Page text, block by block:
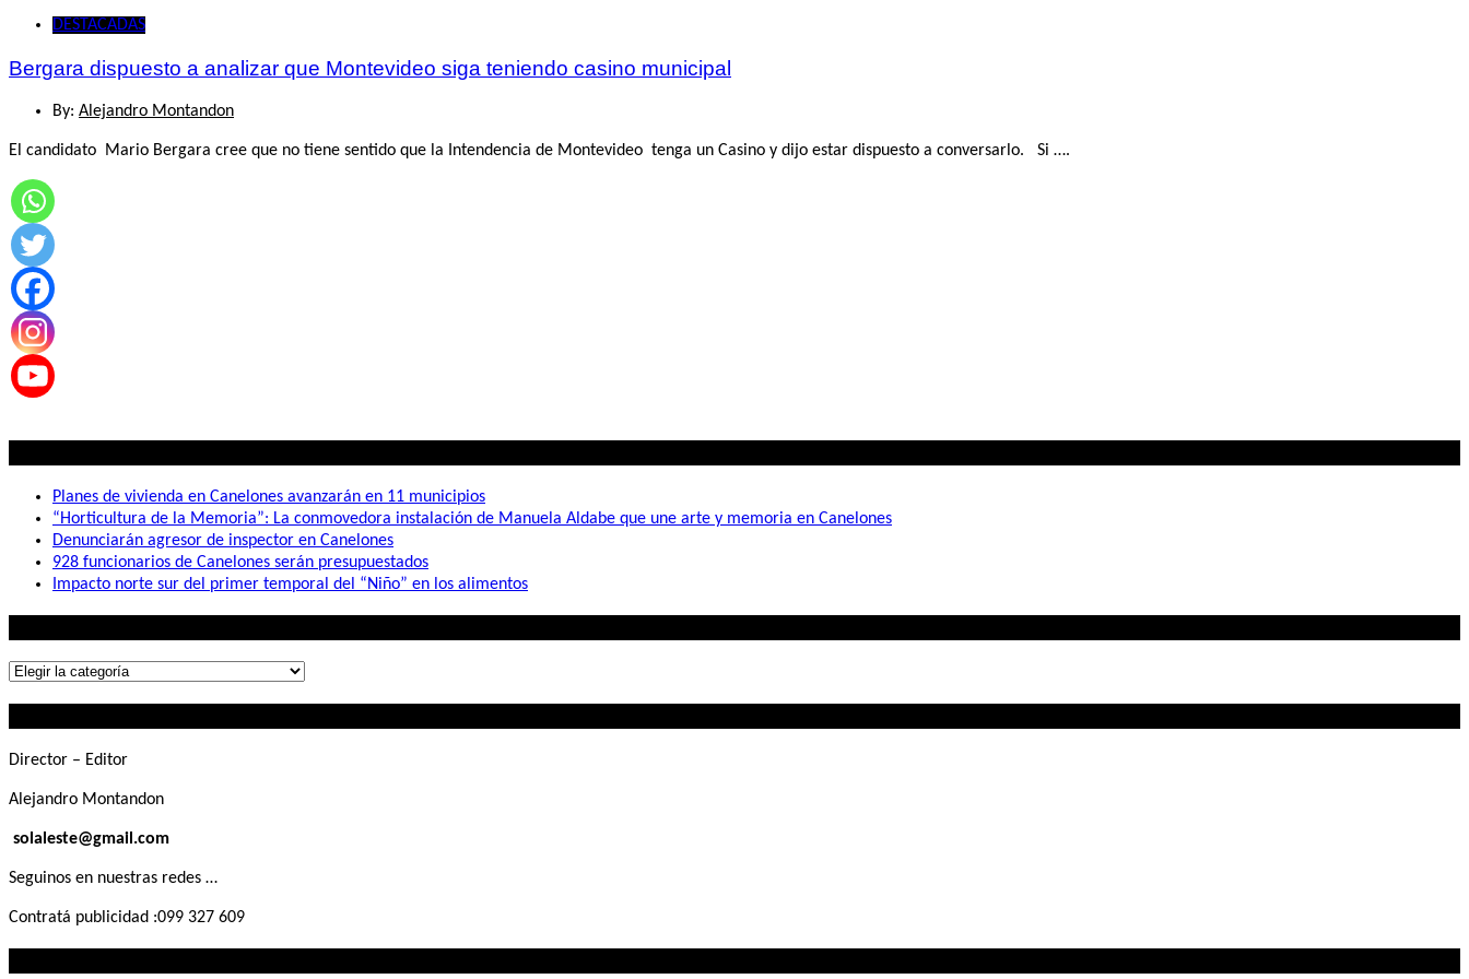
DESTACADAS
Bergara dispuesto a analizar que Montevideo siga teniendo casino municipal
By: Alejandro Montandon
El candidato Mario Bergara cree que no tiene sentido que la Intendencia de Montevideo tenga un Casino y dijo estar dispuesto a conversarlo. Si ….
Planes de vivienda en Canelones avanzarán en 11 municipios
“Horticultura de la Memoria”: La conmovedora instalación de Manuela Aldabe que une arte y memoria en Canelones
Denunciarán agresor de inspector en Canelones
928 funcionarios de Canelones serán presupuestados
Impacto norte sur del primer temporal del “Niño” en los alimentos
Lo
Director – Editor
Alejandro Montandon
solaleste@gmail.com
Seguinos en nuestras redes …
Contratá publicidad :099 327 609